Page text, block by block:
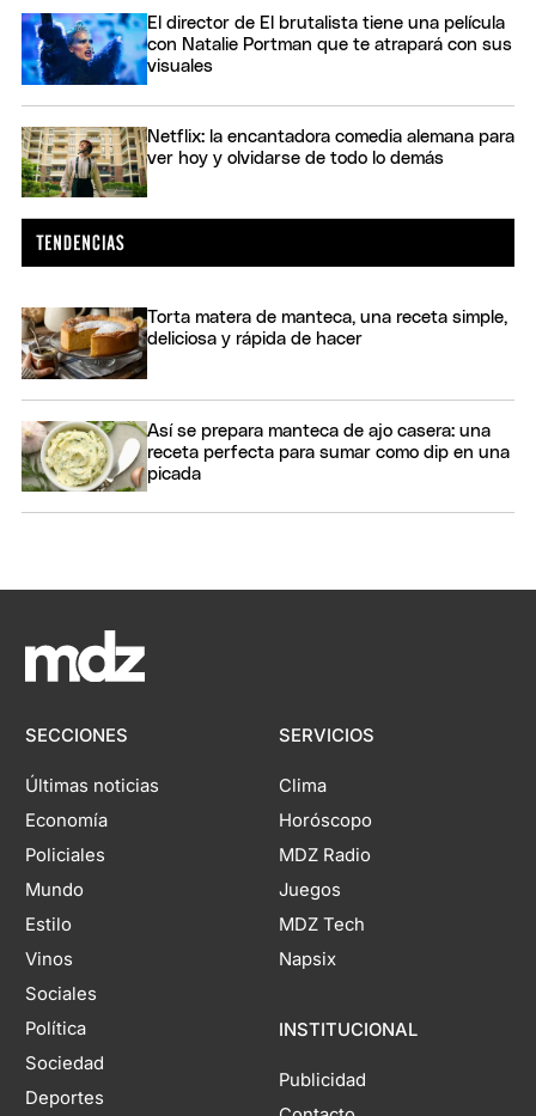
El director de El brutalista tiene una película
con Natalie Portman que te atrapará con sus
visuales
Netflix: la encantadora comedia alemana para
ver hoy y olvidarse de todo lo demás
Torta matera de manteca, una receta simple,
deliciosa y rápida de hacer
Así se prepara manteca de ajo casera: una
receta perfecta para sumar como dip en una
picada
SECCIONES
Últimas noticias
Economía
Policiales
Mundo
Estilo
Vinos
Sociales
Política
Sociedad
Deportes
SERVICIOS
Clima
Horóscopo
MDZ Radio
Juegos
MDZ Tech
Napsix
INSTITUCIONAL
Publicidad